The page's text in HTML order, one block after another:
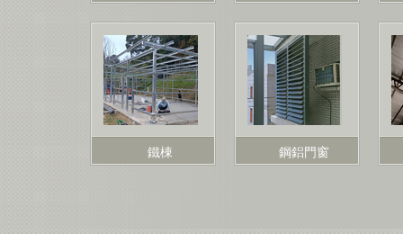
鐵棟 鋼鋁門窗